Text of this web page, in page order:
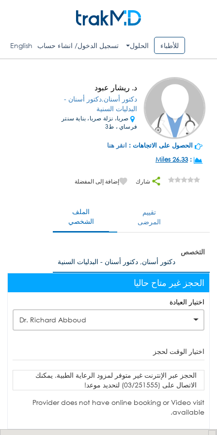
للأطباء الحلول تسجيل الدخول/ انشاء حساب English
د. ريشار عبود
دكتور أسنان,دكتور أسنان -
البدليات السنية
صربا، نزلة صربا، بناية سنتر
فرساي ، ط3
الحصول على الاتجاهات : انقر هنا
:
26.33 Miles
شارك إضافة إلى المفضلة
الملف
الشخصي
تقييم
المرضى
التخصص
دكتور أسنان, دكتور أسنان - البدليات السنية
الحجز غير متاح حاليا
اختيار العيادة
Dr. Richard Abboud
اختيار الوقت لحجز
الحجز عبر الإنترنت غير متوفر لمزود الرعاية الطبية. يمكنك
الاتصال على (03/251555) لتحديد موعد!
Provider does not have online booking or Video visit
available.